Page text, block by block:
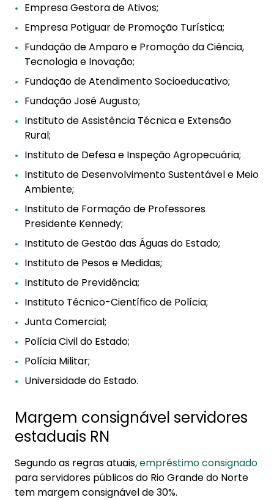
Empresa Gestora de Ativos;
Empresa Potiguar de Promoção Turística;
Fundação de Amparo e Promoção da Ciência,
Tecnologia e Inovação;
Fundação de Atendimento Socioeducativo;
Fundação José Augusto;
Instituto de Assistência Técnica e Extensão
Rural;
Instituto de Defesa e Inspeção Agropecuária;
Instituto de Desenvolvimento Sustentável e Meio
Ambiente;
Instituto de Formação de Professores
Presidente Kennedy;
Instituto de Gestão das Águas do Estado;
Instituto de Pesos e Medidas;
Instituto de Previdência;
Instituto Técnico-Científico de Polícia;
Junta Comercial;
Polícia Civil do Estado;
Polícia Militar;
Universidade do Estado.
Margem consignável servidores
estaduais RN
Segundo as regras atuais,empréstimo consignado
para servidores públicos do Rio Grande do Norte
tem margem consignável de 30%.